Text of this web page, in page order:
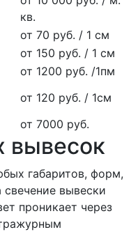
кв.
от 70 руб. / 1 см
от 150 руб. / 1 см
от 1200 руб. /1пм
от 120 руб. / 1см
от 7000 руб.
вывесок
габаритов, форм,
вывески
проникает через